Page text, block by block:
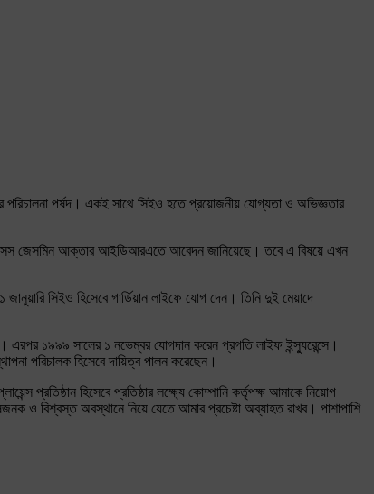
পরিচালনা পর্ষদ। একই সাথে সিইও হতে প্রয়োজনীয় যোগ্যতা ও অভিজ্ঞতার
জেসমিন আক্তার আইডিআরএতে আবেদন জানিয়েছে। তবে এ বিষয়ে এখন
সিইও হিসেবে গার্ডিয়ান লাইফে যোগ দেন। তিনি দুই মেয়াদে
এরপর ১৯৯৯ সালের ১ নভেম্বর যোগদান করেন প্রগতি লাইফ ইন্স্যুরেন্সে।
পরিচালক হিসেবে দায়িত্ব পালন করেছেন।
প্রতিষ্ঠান হিসেবে প্রতিষ্ঠার লক্ষ্যে কোম্পানি কর্তৃপক্ষ আমাকে নিয়োগ
ও বিশ্বস্ত অবস্থানে নিয়ে যেতে আমার প্রচেষ্টা অব্যাহত রাখব। পাশাপাশি